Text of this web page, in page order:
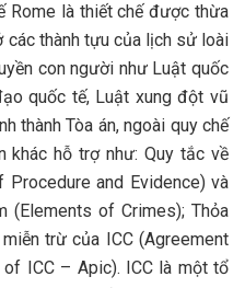
Rome là thiết chế được thừa
các thành tựu của lịch sử loài
con người như Luật quốc
quốc tế, Luật xung đột vũ
thành Tòa án, ngoài quy chế
khác hỗ trợ như: Quy tắc về
and Evidence) và
(Elements of Crimes); Thỏa
trừ của ICC (Agreement
ICC – Apic). ICC là một tổ